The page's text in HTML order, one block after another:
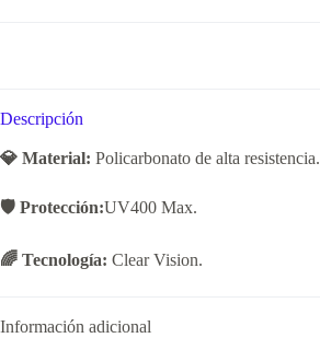
Descripción
💎 Material: Policarbonato de alta resistencia.
🛡️ Protección:UV400 Max.
🌈 Tecnología: Clear Vision.
Información adicional